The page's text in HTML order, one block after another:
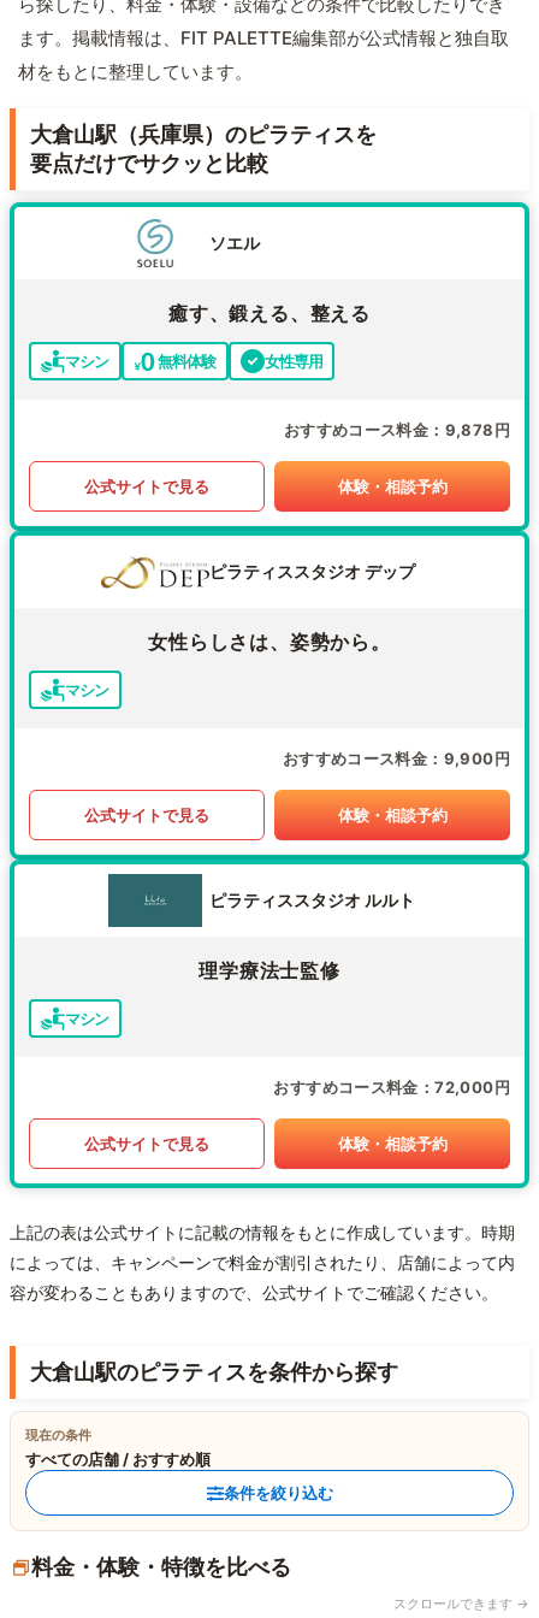
ら探したり、料金・体験・設備などの条件で比較したりでき
ます。掲載情報は、FIT PALETTE編集部が公式情報と独自取
材をもとに整理しています。
大倉山駅（兵庫県）のピラティスを
要点だけでサクッと比較
ソエル
癒す、鍛える、整える
マシン 無料体験 女性専用
おすすめコース料金 9,878円
公式サイトで見る 体験・相談予約
ピラティススタジオ デップ
女性らしさは、姿勢から。
マシン
おすすめコース料金 9,900円
公式サイトで見る 体験・相談予約
ピラティススタジオ ルルト
理学療法士監修
マシン
おすすめコース料金 72,000円
公式サイトで見る 体験・相談予約
上記の表は公式サイトに記載の情報をもとに作成しています。時期
によっては、キャンペーンで料金が割引されたり、店舗によって内
容が変わることもありますので、公式サイトでご確認ください。
大倉山駅のピラティスを条件から探す
現在の条件
すべての店舗 / おすすめ順
条件を絞り込む
料金・体験・特徴を比べる
スクロールできます →